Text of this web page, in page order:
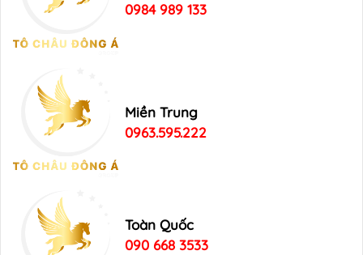
0984 989 133
Miền Trung
0963.595.222
Toàn Quốc
090 668 3533